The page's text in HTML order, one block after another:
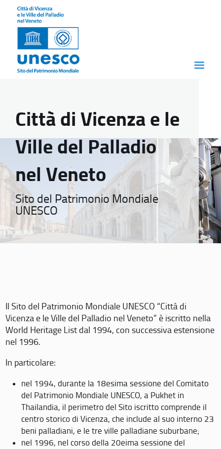
Città di Vicenza e le
Ville del Palladio
nel Veneto
Sito del Patrimonio Mondiale
UNESCO
Il Sito del Patrimonio Mondiale UNESCO “Città di
Vicenza e le Ville del Palladio nel Veneto” è iscritto nella
World Heritage List dal 1994, con successiva estensione
nel 1996.
In particolare:
nel 1994, durante la 18esima sessione del Comitato
del Patrimonio Mondiale UNESCO, a Pukhet in
Thailandia, il perimetro del Sito iscritto comprende il
centro storico di Vicenza, che include al suo interno 23
beni palladiani, e le tre ville palladiane suburbane;
nel 1996, nel corso della 20eima sessione del